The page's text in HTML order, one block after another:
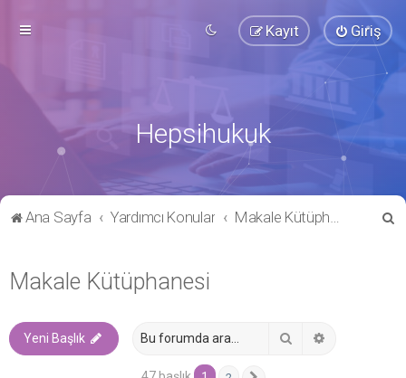
Giriş
Kayıt
Hepsihukuk
Ana Sayfa Yardımcı Konular Makale Kütüphanesi
Makale Kütüphanesi
Yeni Başlık